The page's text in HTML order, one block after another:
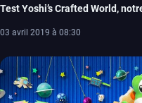
Test Yoshi’s Crafted World,
03 avril 2019 à 08:30